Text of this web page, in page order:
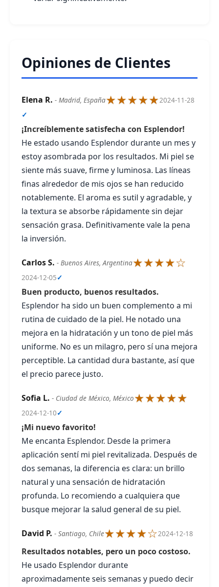
Opiniones de Clientes
Elena R. - Madrid, España★★★★★2024-11-28
✓
¡Increíblemente satisfecha con Esplendor!
He estado usando Esplendor durante un mes y
estoy asombrada por los resultados. Mi piel se
siente más suave, firme y luminosa. Las líneas
finas alrededor de mis ojos se han reducido
notablemente. El aroma es sutil y agradable, y
la textura se absorbe rápidamente sin dejar
sensación grasa. Definitivamente vale la pena
la inversión.
Carlos S. - Buenos Aires, Argentina★★★★☆
2024-12-05✓
Buen producto, buenos resultados.
Esplendor ha sido un buen complemento a mi
rutina de cuidado de la piel. He notado una
mejora en la hidratación y un tono de piel más
uniforme. No es un milagro, pero sí una mejora
perceptible. La cantidad dura bastante, así que
el precio parece justo.
Sofia L. - Ciudad de México, México★★★★★
2024-12-10✓
¡Mi nuevo favorito!
Me encanta Esplendor. Desde la primera
aplicación sentí mi piel revitalizada. Después de
dos semanas, la diferencia es clara: un brillo
natural y una sensación de hidratación
profunda. Lo recomiendo a cualquiera que
busque mejorar la salud general de su piel.
David P. - Santiago, Chile★★★★☆2024-12-18
Resultados notables, pero un poco costoso.
He usado Esplendor durante
aproximadamente seis semanas y puedo decir